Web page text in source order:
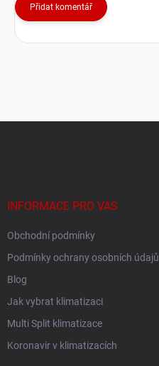
Přidat komentář
INFORMACE PRO VÁS
Obchodní podmínky
Podmínky ochrany osobních údajů
Blog
Jak vybrat klimatizaci
Multi Split klimatizace
Koronavir v klimatizacích